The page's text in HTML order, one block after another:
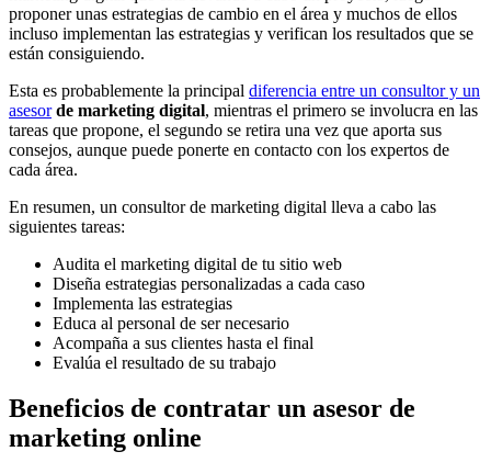
proponer unas estrategias de cambio en el área y muchos de ellos
incluso implementan las estrategias y verifican los resultados que se
están consiguiendo.
Esta es probablemente la principal diferencia entre un consultor y un
asesor de marketing digital, mientras el primero se involucra en las
tareas que propone, el segundo se retira una vez que aporta sus
consejos, aunque puede ponerte en contacto con los expertos de
cada área.
En resumen, un consultor de marketing digital lleva a cabo las
siguientes tareas:
Audita el marketing digital de tu sitio web
Diseña estrategias personalizadas a cada caso
Implementa las estrategias
Educa al personal de ser necesario
Acompaña a sus clientes hasta el final
Evalúa el resultado de su trabajo
Beneficios de contratar un asesor de
marketing online